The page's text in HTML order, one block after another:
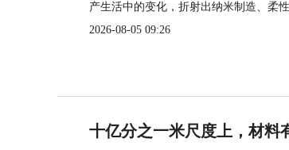
产生活中的变化，折射出纳米制造、柔
2026-08-05 09:26
十亿分之一米尺度上，材料